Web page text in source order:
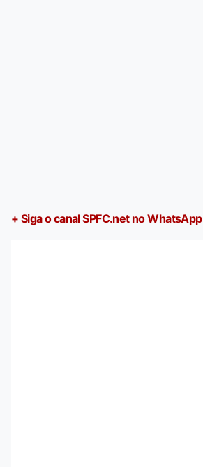
+ Siga o canal SPFC.net no WhatsApp